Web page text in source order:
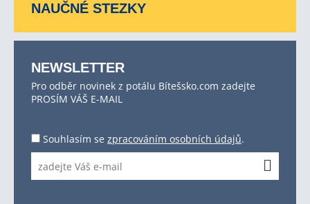
NAUČNÉ STEZKY
NEWSLETTER
Pro odběr novinek z potálu Bítešsko.com zadejte
PROSÍM VÁŠ E-MAIL
Souhlasím se zpracováním osobních údajů.